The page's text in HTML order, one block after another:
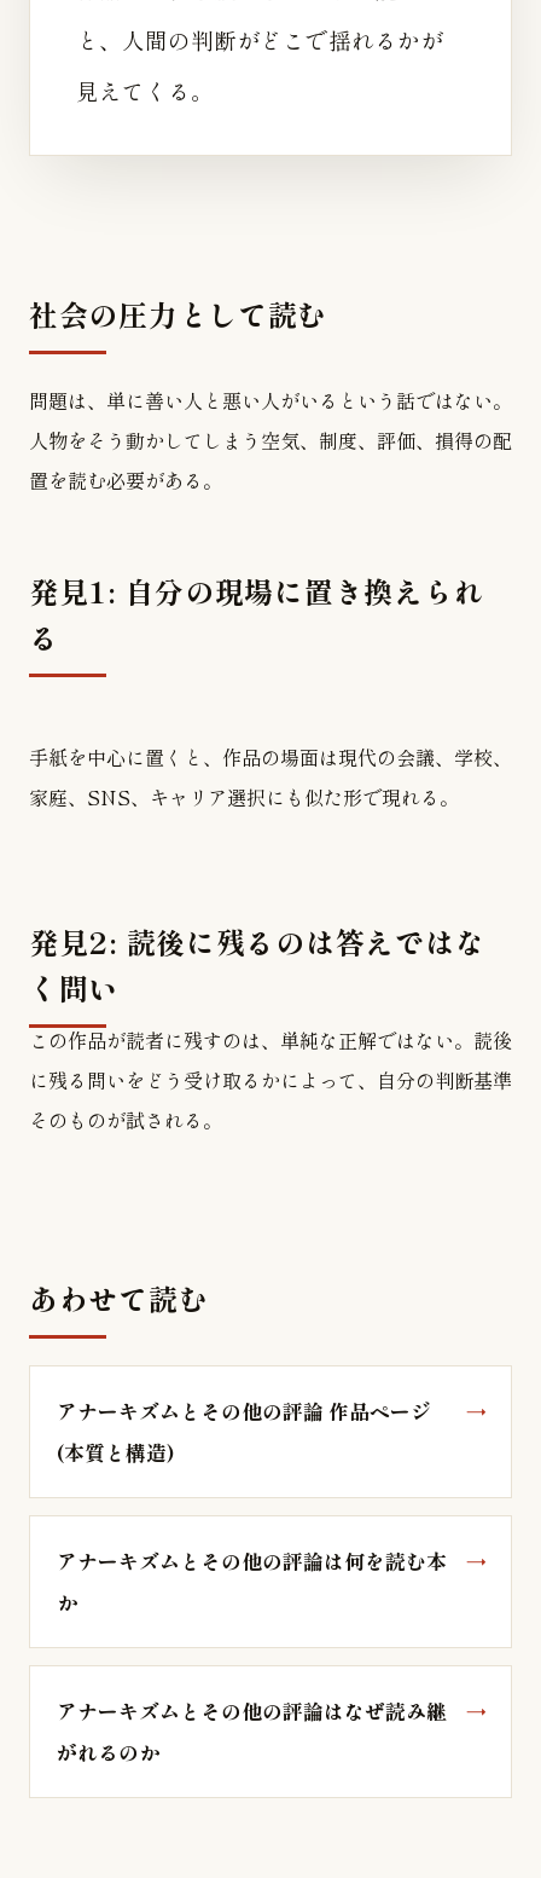
と、人間の判断がどこで揺れるかが
見えてくる。
社会の圧力として読む
問題は、単に善い人と悪い人がいるという話ではない。
人物をそう動かしてしまう空気、制度、評価、損得の配
置を読む必要がある。
発見1: 自分の現場に置き換えられ
る
手紙を中心に置くと、作品の場面は現代の会議、学校、
家庭、SNS、キャリア選択にも似た形で現れる。
発見2: 読後に残るのは答えではな
く問い
この作品が読者に残すのは、単純な正解ではない。読後
に残る問いをどう受け取るかによって、自分の判断基準
そのものが試される。
あわせて読む
アナーキズムとその他の評論 作品ページ
(本質と構造)
アナーキズムとその他の評論は何を読む本
か
アナーキズムとその他の評論はなぜ読み継
がれるのか